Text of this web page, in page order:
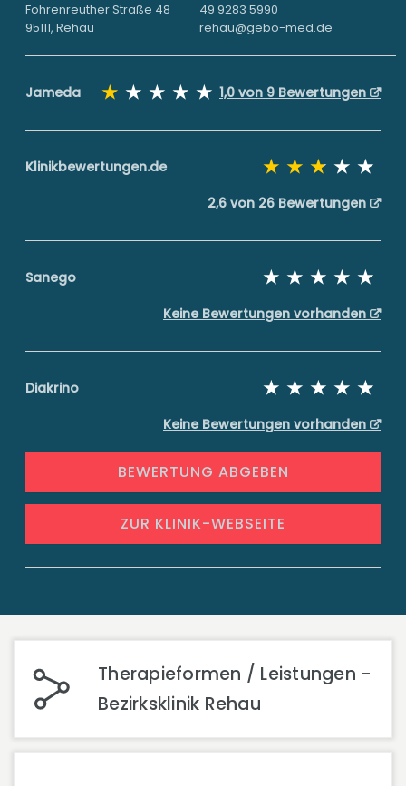
Fohrenreuther Straße 48
95111, Rehau
49 9283 5990
rehau@gebo-med.de
Jameda 1,0 von 9 Bewertungen
Klinikbewertungen.de
2,6 von 26 Bewertungen
Sanego
Keine Bewertungen vorhanden
Diakrino
Keine Bewertungen vorhanden
BEWERTUNG ABGEBEN
ZUR KLINIK-WEBSEITE
Therapieformen / Leistungen -
Bezirksklinik Rehau